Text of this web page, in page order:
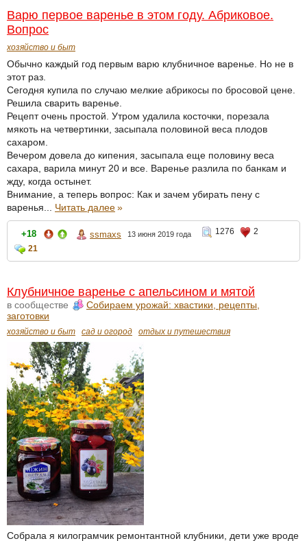
Варю первое варенье в этом году. Абриковое.
Вопрос
хозяйство и быт
Обычно каждый год первым варю клубничное варенье. Но не в
этот раз.
Сегодня купила по случаю мелкие абрикосы по бросовой цене.
Решила сварить варенье.
Рецепт очень простой. Утром удалила косточки, порезала
мякоть на четвертинки, засыпала половиной веса плодов
сахаром.
Вечером довела до кипения, засыпала еще половину веса
сахара, варила минут 20 и все. Варенье разлила по банкам и
жду, когда остынет.
Внимание, а теперь вопрос: Как и зачем убирать пену с
варенья... Читать далее»
+18 ssmaxs 13 июня 2019 года 1276
2
21
Клубничное варенье с апельсином и мятой
в сообществе
Собираем урожай: хвастики, рецепты,
заготовки
хозяйство и быт сад и огород отдых и путешествия
Собрала я килограмчик ремонтантной клубники, дети уже вроде